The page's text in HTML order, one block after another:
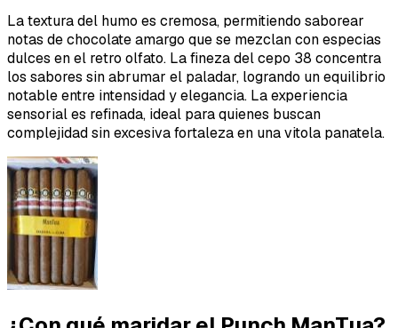
La textura del humo es cremosa, permitiendo saborear
notas de chocolate amargo que se mezclan con especias
dulces en el retro olfato. La fineza del cepo 38 concentra
los sabores sin abrumar el paladar, logrando un equilibrio
notable entre intensidad y elegancia. La experiencia
sensorial es refinada, ideal para quienes buscan
complejidad sin excesiva fortaleza en una vitola panatela.